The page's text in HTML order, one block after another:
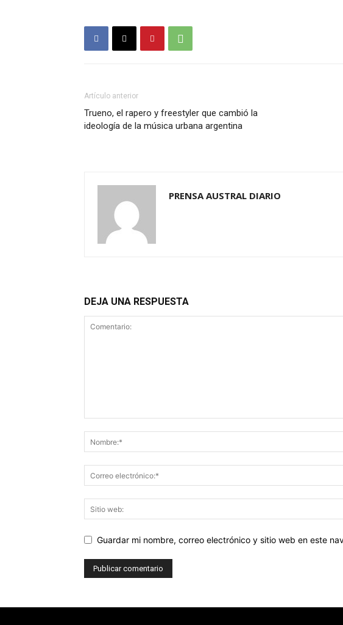
Artículo anterior
Trueno, el rapero y freestyler que cambió la
ideología de la música urbana argentina
PRENSA AUSTRAL DIARIO
DEJA UNA RESPUESTA
Guardar mi nombre, correo electrónico y sitio web en este